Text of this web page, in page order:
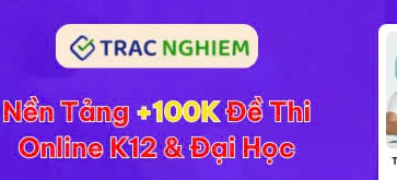
và Nâng caoSinh học 10 chương
Chuyển hoá
các em học sinh nắm vững và củng cố lại kiến
10